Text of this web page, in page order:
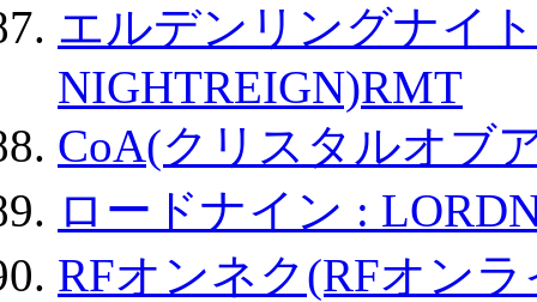
エルデンリングナイ
NIGHTREIGN)RMT
CoA(クリスタルオブ
ロードナイン :
RFオンネク(RFオン